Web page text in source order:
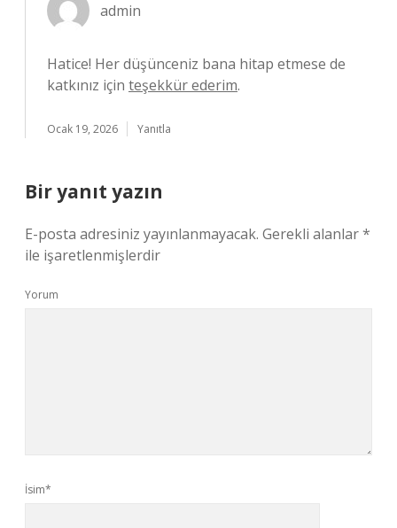
admin
Hatice! Her düşünceniz bana hitap etmese de
katkınız için teşekkür ederim.
Ocak 19, 2026 Yanıtla
Bir yanıt yazın
E-posta adresiniz yayınlanmayacak. Gerekli alanlar*
ile işaretlenmişlerdir
Yorum
İsim*